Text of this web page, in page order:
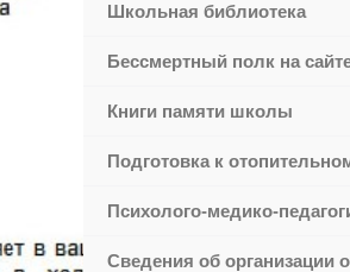
Школьная библиотека
Бессмертный полк на
Книги памяти школы
Подготовка к
Психолого-медико-
Сведения об организации